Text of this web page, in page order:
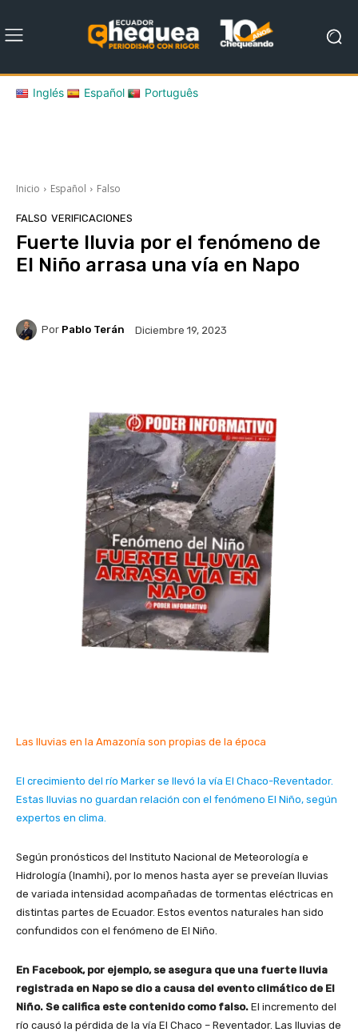
Inglés Español Português
Inicio Español Falso
FALSO VERIFICACIONES
Fuerte lluvia por el fenómeno de
El Niño arrasa una vía en Napo
Por Pablo Terán Diciembre 19, 2023
Las lluvias en la Amazonía son propias de la época
El crecimiento del río Marker se llevó la vía El Chaco-Reventador.
Estas lluvias no guardan relación con el fenómeno El Niño, según
expertos en clima.
Según pronósticos del Instituto Nacional de Meteorología e
Hidrología (Inamhi), por lo menos hasta ayer se preveían lluvias
de variada intensidad acompañadas de tormentas eléctricas en
distintas partes de Ecuador. Estos eventos naturales han sido
confundidos con el fenómeno de El Niño.
En Facebook, por ejemplo, se asegura que una fuerte lluvia
registrada en Napo se dio a causa del evento climático de El
Niño. Se califica este contenido como falso. El incremento del
río causó la pérdida de la vía El Chaco – Reventador. Las lluvias de